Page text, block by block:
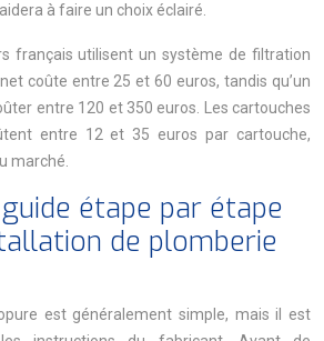
à faire un choix éclairé.
français utilisent un système de filtration
coûte entre 25 et 60 euros, tandis qu’un
entre 120 et 350 euros. Les cartouches
entre 12 et 35 euros par cartouche,
marché.
étape par étape
de plomberie
est généralement simple, mais il est